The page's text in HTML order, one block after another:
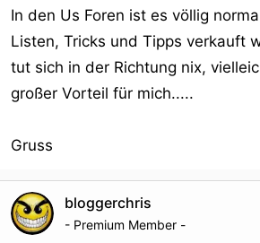
In den Us Foren ist es völlig
Listen, Tricks und Tipps verkauft
tut sich in der Richtung nix,
großer Vorteil für mich.....
Gruss
bloggerchris
- Premium Member -